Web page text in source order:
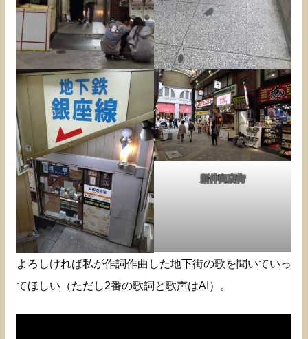
新仲商店街
よろしければ私が作詞作曲した地下街の歌を聞いていっ
てほしい（ただし2番の歌詞と歌声はAI）。